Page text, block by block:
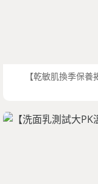
【乾敏肌換季保